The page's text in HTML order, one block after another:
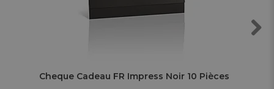
Cheque Cadeau FR Impress Noir 10 Pièces